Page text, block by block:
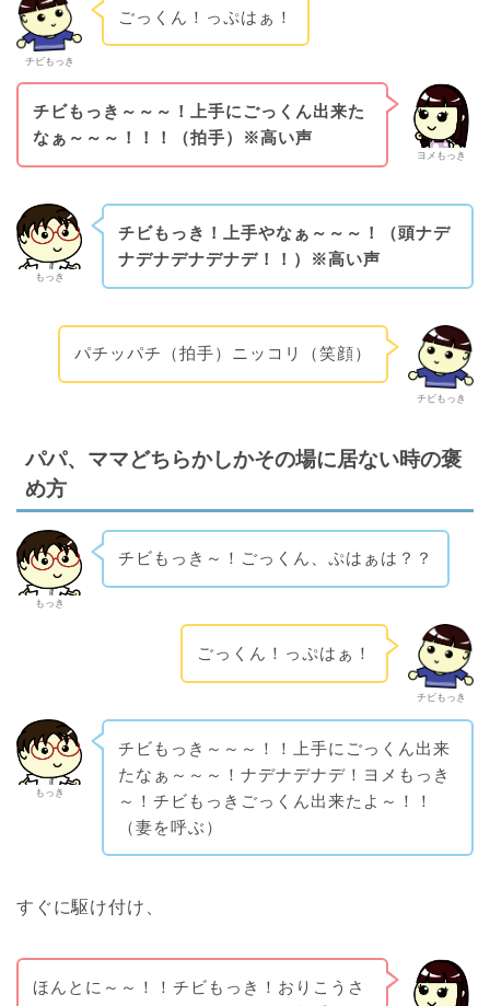
チビもっき
ごっくん！っぷはぁ！
ヨメもっき
チビもっき～～～！上手にごっくん出来た
なぁ～～～！！！（拍手）※高い声
もっき
チビもっき！上手やなぁ～～～！（頭ナデ
ナデナデナデナデ！！）※高い声
チビもっき
パチッパチ（拍手）ニッコリ（笑顔）
パパ、ママどちらかしかその場に居ない時の褒
め方
もっき
チビもっき～！ごっくん、ぷはぁは？？
チビもっき
ごっくん！っぷはぁ！
もっき
チビもっき～～～！！上手にごっくん出来
たなぁ～～～！ナデナデナデ！ヨメもっき
～！チビもっきごっくん出来たよ～！！
（妻を呼ぶ）
すぐに駆け付け、
ほんとに～～！！チビもっき！おりこうさ